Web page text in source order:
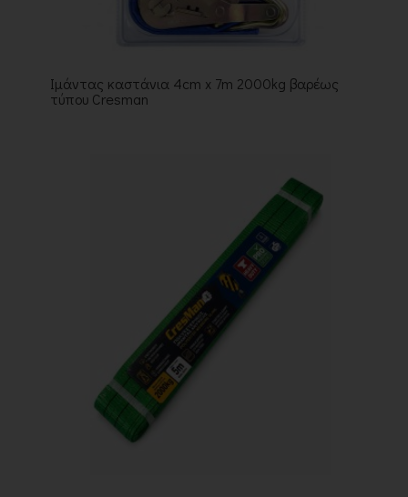
Ιμάντας καστάνια 4cm x 7m 2000kg βαρέως
τύπου Cresman